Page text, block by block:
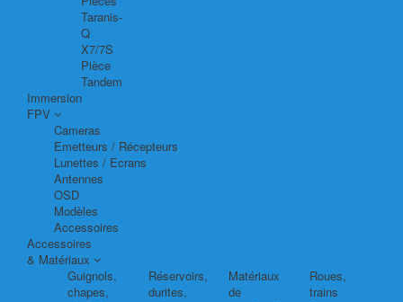
Taranis-
Q
X7/7S
Pièce
Tandem
Immersion
FPV
Cameras
Emetteurs / Récepteurs
Lunettes / Ecrans
Antennes
OSD
Modèles
Accessoires
Accessoires
& Matériaux
Guignols,
chapes,
Réservoirs,
durites,
Matériaux
de
Roues,
trains